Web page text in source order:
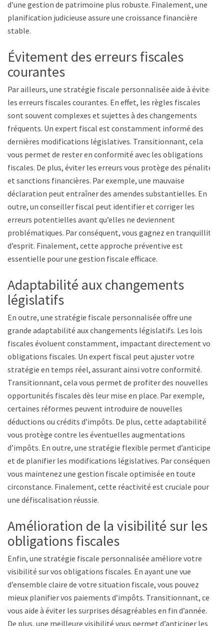
d’une gestion de patrimoine plus robuste. Finalement, une
planification judicieuse assure une croissance financière
stable.
Évitement des erreurs fiscales
courantes
Par ailleurs, une stratégie fiscale personnalisée aide à éviter
les erreurs fiscales courantes. En effet, les règles fiscales
sont souvent complexes et sujettes à des changements
fréquents. Un expert fiscal est constamment informé des
dernières modifications législatives. Transitionnant, cela
vous permet de rester en conformité avec les obligations
fiscales. De plus, éviter les erreurs vous protège des pénalités
et sanctions financières. Par exemple, une mauvaise
déclaration peut entraîner des amendes substantielles. En
outre, un conseiller fiscal peut identifier et corriger les
erreurs potentielles avant qu’elles ne deviennent
problématiques. Par conséquent, vous gagnez en tranquillité
d’esprit. Finalement, cette approche préventive est
essentielle pour une gestion fiscale efficace.
Adaptabilité aux changements
législatifs
En outre, une stratégie fiscale personnalisée offre une
grande adaptabilité aux changements législatifs. Les lois
fiscales évoluent constamment, impactant directement vos
obligations fiscales. Un expert fiscal peut ajuster votre
stratégie en temps réel, assurant ainsi votre conformité.
Transitionnant, cela vous permet de profiter des nouvelles
opportunités fiscales dès leur mise en place. Par exemple,
certaines réformes peuvent introduire de nouvelles
déductions ou crédits d’impôts. De plus, cette adaptabilité
vous protège contre les éventuelles augmentations
d’impôts. En outre, une stratégie flexible permet d’anticiper
et de planifier les modifications législatives. Par conséquent,
vous maintenez une gestion fiscale optimisée en toute
circonstance. Finalement, cette réactivité est cruciale pour
une défiscalisation réussie.
Amélioration de la visibilité sur les
obligations fiscales
Enfin, une stratégie fiscale personnalisée améliore votre
visibilité sur vos obligations fiscales. En ayant une vue
d’ensemble claire de votre situation fiscale, vous pouvez
mieux planifier vos paiements d’impôts. Transitionnant, cela
vous aide à éviter les surprises désagréables en fin d’année.
De plus, une meilleure visibilité vous permet d’anticiper les